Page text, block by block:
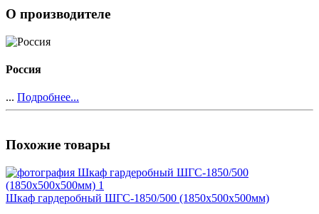
О производителе
Россия
... Подробнее...
Похожие товары
Шкаф гардеробный ШГС-1850/500 (1850х500х500мм)